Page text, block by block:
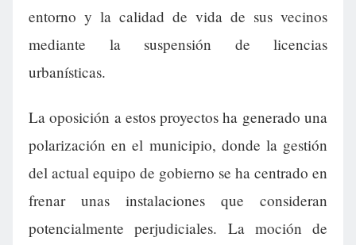
entorno y la calidad de vida de sus vecinos
mediante la suspensión de licencias
urbanísticas.
La oposición a estos proyectos ha generado una
polarización en el municipio, donde la gestión
del actual equipo de gobierno se ha centrado en
frenar unas instalaciones que consideran
potencialmente perjudiciales. La moción de